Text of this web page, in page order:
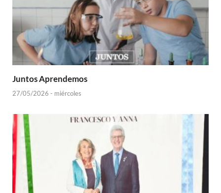
Juntos Aprendemos
27/05/2026 - miércoles